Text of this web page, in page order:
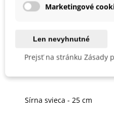
Sírna svieca - 25 cm
Marketingové
Len nevyhnutné
Prejsť na stránku Zásady